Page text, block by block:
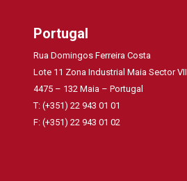
Portugal
Rua Domingos Ferreira Costa
Lote 11 Zona Industrial Maia Sector VII
4475 – 132 Maia – Portugal
T: (+351) 22 943 01 01
F: (+351) 22 943 01 02